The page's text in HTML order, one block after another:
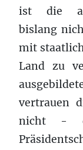
ist die
bislang
mit
Land zu
vertrauen
nicht -